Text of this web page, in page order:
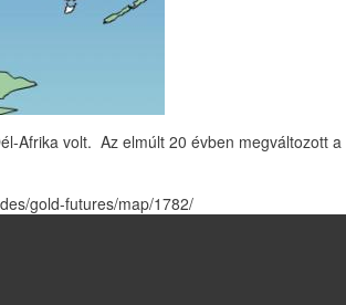
Afrika volt. Az elmúlt 20 évben megváltozott
gold-futures/map/1782/